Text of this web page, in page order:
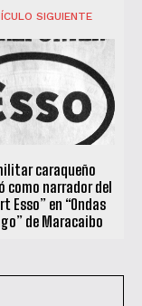
.
SIGUIENTE
caraqueño
como narrador del
Esso” en “Ondas
de Maracaibo